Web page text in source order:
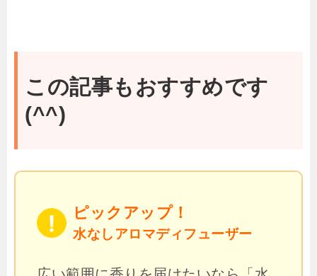
この記事もおすすめです
(^^)
ピックアップ！
水なしアロマディフューザー